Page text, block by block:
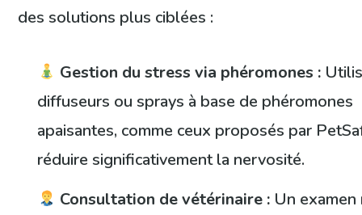
des solutions plus ciblées :
Gestion du stress via phéromones :
diffuseurs ou sprays à base de phéromones
apaisantes, comme ceux proposés par
réduire significativement la nervosité.
Consultation de vétérinaire : Un examen